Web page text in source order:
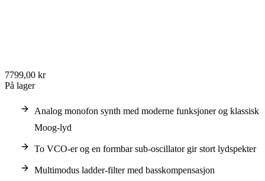
7799,00 kr
På lager
Analog monofon synth med moderne funksjoner og klassisk
Moog-lyd
To VCO-er og en formbar sub-oscillator gir stort lydspekter
Multimodus ladder-filter med basskompensasjon